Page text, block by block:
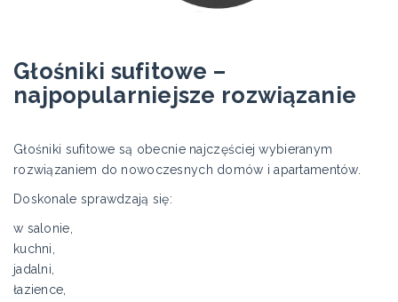
Głośniki sufitowe –
najpopularniejsze rozwiązanie
Głośniki sufitowe są obecnie najczęściej wybieranym
rozwiązaniem do nowoczesnych domów i apartamentów.
Doskonale sprawdzają się:
w salonie,
kuchni,
jadalni,
łazience,